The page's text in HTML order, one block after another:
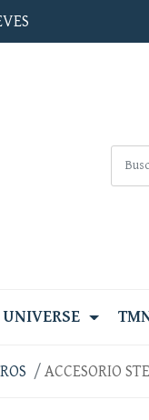
UNIVERSE
ACCESORIO